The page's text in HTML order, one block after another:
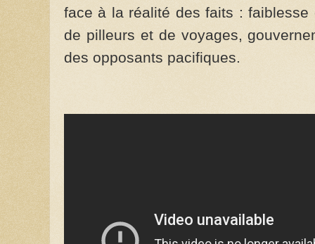
face à la réalité des faits :
de pilleurs et de voyages,
des opposants pacifiques.